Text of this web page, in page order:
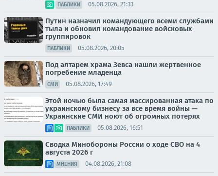
ПАБЛИКИ 05.08.2026, 21:33
Путин назначил командующего всеми службами
тыла и обновил командование войсковых
группировок
ПАБЛИКИ 05.08.2026, 20:05
Под алтарем храма Зевса нашли жертвенное
погребение младенца
СМИ 05.08.2026, 17:49
Этой ночью была самая массированная атака по
украинскому бизнесу за все время войны —
Украинские СМИ ноют об огромных потерях
ПАБЛИКИ 05.08.2026, 16:51
Сводка Минобороны России о ходе СВО на 4
августа 2026 г
МНЕНИЯ 04.08.2026, 21:08